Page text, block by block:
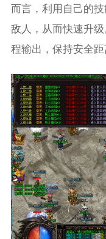
而言，利用自己的
敌人，从而快速升
程输出，保持安全距